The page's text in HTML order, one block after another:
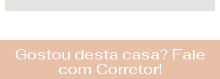
Gostou desta casa? Fale
com Corretor!